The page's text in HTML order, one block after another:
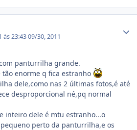
às 23:4309/30, 2011
panturrilha grande.
tão enorme q fica estranho
dele,como nas 2 últimas fotos,é até
desproporcional né,pq normal
inteiro dele é mtu estranho...o
perto da panturrilha,e os